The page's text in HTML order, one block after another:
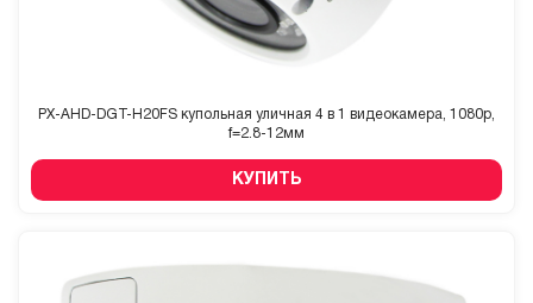
PX-AHD-DGT-H20FS купольная уличная 4 в 1 видеокамера, 1080p,
f=2.8-12мм
КУПИТЬ